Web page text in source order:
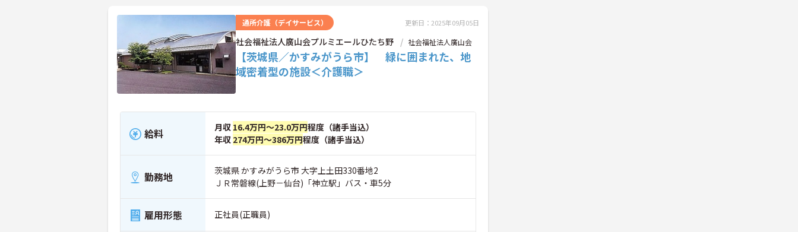
通所介護（デイサービス） 更新日：2025年09月05日
社会福祉法人廣山会プルミエールひたち野 社会福祉法人廣山会
【茨城県／かすみがうら市】 緑に囲まれた、地
域密着型の施設＜介護職＞
給料 月収 16.4万円～23.0万円程度（諸手当込）
年収 274万円～386万円程度（諸手当込）
勤務地
茨城県 かすみがうら市 大字上土田330番地2
ＪＲ常磐線(上野－仙台)「神立駅」バス・車5分
雇用形態 正社員(正職員)